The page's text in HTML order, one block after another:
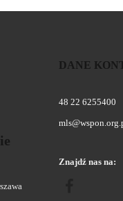
DANE
48 22 6255400
Znajdź nas na: